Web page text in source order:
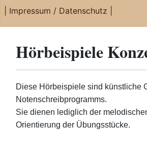
| Impressum / Datenschutz |
Hörbeispiele
Diese Hörbeispiele sind künstliche
Notenschreibprogramms.
Sie dienen lediglich der
Orientierung der Übungsstücke.